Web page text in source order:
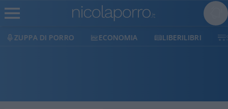
ECONOMIA LIBERILIBRI SHOP SOSTIENICI